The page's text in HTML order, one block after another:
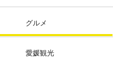
グルメ
愛媛観光